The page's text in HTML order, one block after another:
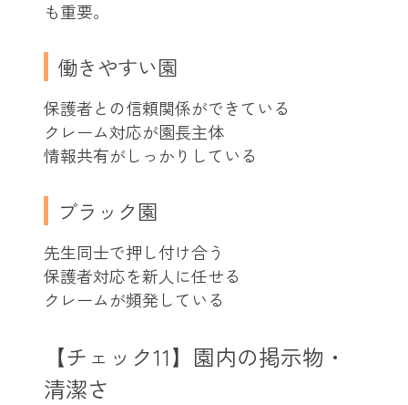
も重要。
働きやすい園
保護者との信頼関係ができている
クレーム対応が園長主体
情報共有がしっかりしている
ブラック園
先生同士で押し付け合う
保護者対応を新人に任せる
クレームが頻発している
【チェック11】園内の掲示物・
清潔さ